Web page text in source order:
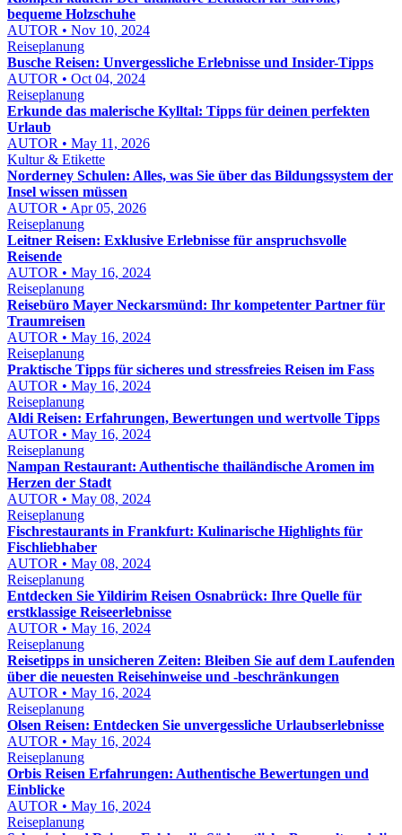
bequeme Holzschuhe
AUTOR • Nov 10, 2024
Reiseplanung
Busche Reisen: Unvergessliche Erlebnisse und Insider-Tipps
AUTOR • Oct 04, 2024
Reiseplanung
Erkunde das malerische Kylltal: Tipps für deinen perfekten
Urlaub
AUTOR • May 11, 2026
Kultur & Etikette
Norderney Schulen: Alles, was Sie über das Bildungssystem der
Insel wissen müssen
AUTOR • Apr 05, 2026
Reiseplanung
Leitner Reisen: Exklusive Erlebnisse für anspruchsvolle
Reisende
AUTOR • May 16, 2024
Reiseplanung
Reisebüro Mayer Neckarsmünd: Ihr kompetenter Partner für
Traumreisen
AUTOR • May 16, 2024
Reiseplanung
Praktische Tipps für sicheres und stressfreies Reisen im Fass
AUTOR • May 16, 2024
Reiseplanung
Aldi Reisen: Erfahrungen, Bewertungen und wertvolle Tipps
AUTOR • May 16, 2024
Reiseplanung
Nampan Restaurant: Authentische thailändische Aromen im
Herzen der Stadt
AUTOR • May 08, 2024
Reiseplanung
Fischrestaurants in Frankfurt: Kulinarische Highlights für
Fischliebhaber
AUTOR • May 08, 2024
Reiseplanung
Entdecken Sie Yildirim Reisen Osnabrück: Ihre Quelle für
erstklassige Reiseerlebnisse
AUTOR • May 16, 2024
Reiseplanung
Reisetipps in unsicheren Zeiten: Bleiben Sie auf dem Laufenden
über die neuesten Reisehinweise und -beschränkungen
AUTOR • May 16, 2024
Reiseplanung
Olsen Reisen: Entdecken Sie unvergessliche Urlaubserlebnisse
AUTOR • May 16, 2024
Reiseplanung
Orbis Reisen Erfahrungen: Authentische Bewertungen und
Einblicke
AUTOR • May 16, 2024
Reiseplanung